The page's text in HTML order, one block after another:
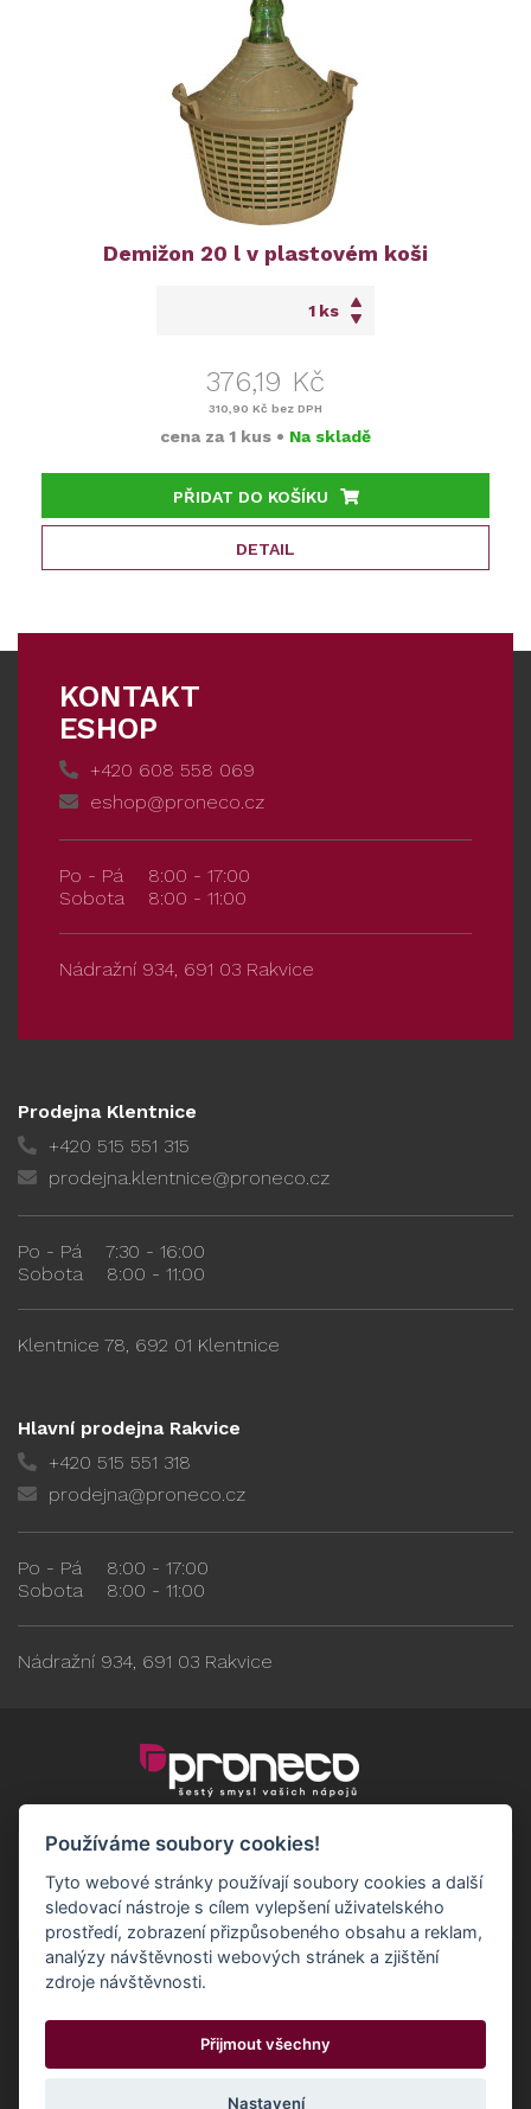
Demižon 20 l v plastovém koši
ks
376,19 Kč
310,90 Kč bez DPH
cena za 1 kus • Na skladě
PŘIDAT DO KOŠÍKU
DETAIL
KONTAKT
ESHOP
+420 608 558 069
eshop@proneco.cz
Po - Pá
8:00 - 17:00
Sobota
8:00 - 11:00
Nádražní 934, 691 03 Rakvice
Prodejna Klentnice
+420 515 551 315
prodejna.klentnice@proneco.cz
Po - Pá
7:30 - 16:00
Sobota
8:00 - 11:00
Klentnice 78, 692 01 Klentnice
Hlavní prodejna Rakvice
+420 515 551 318
prodejna@proneco.cz
Po - Pá
8:00 - 17:00
Sobota
8:00 - 11:00
Nádražní 934, 691 03 Rakvice
GDPR - Odběratelé
GDPR - Dodavatelé
Možnosti dopravy a platby
Cookies
© 2024 Proneco
Používáme soubory cookies!
Tyto webové stránky používají soubory cookies a další
sledovací nástroje s cílem vylepšení uživatelského
prostředí, zobrazení přizpůsobeného obsahu a reklam,
analýzy návštěvnosti webových stránek a zjištění
zdroje návštěvnosti.
Přijmout všechny
Nastavení